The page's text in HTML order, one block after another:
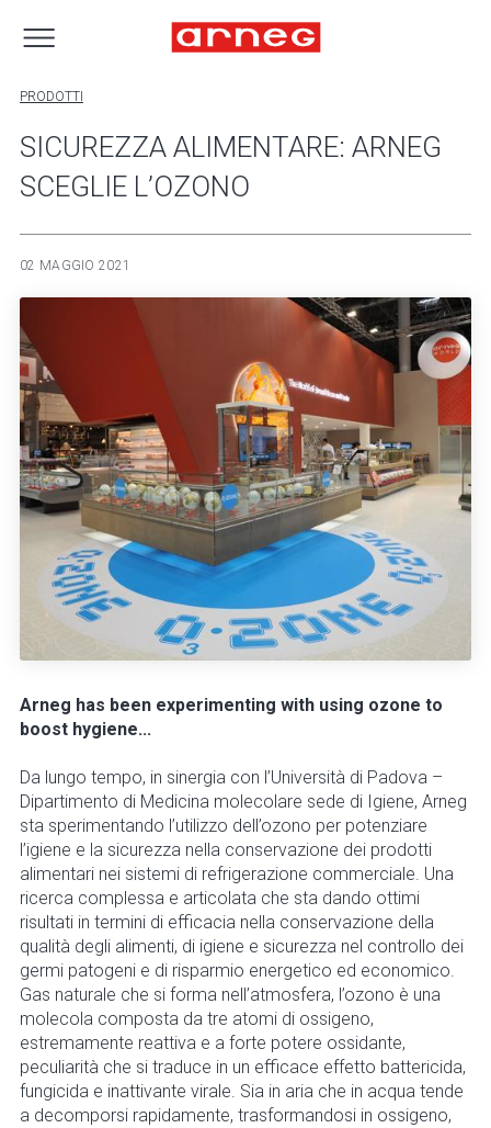
PRODOTTI
SICUREZZA ALIMENTARE: ARNEG
SCEGLIE L’OZONO
02 MAGGIO 2021
Arneg has been experimenting with using ozone to
boost hygiene...
Da lungo tempo, in sinergia con l’Università di Padova –
Dipartimento di Medicina molecolare sede di Igiene, Arneg
sta sperimentando l’utilizzo dell’ozono per potenziare
l’igiene e la sicurezza nella conservazione dei prodotti
alimentari nei sistemi di refrigerazione commerciale. Una
ricerca complessa e articolata che sta dando ottimi
risultati in termini di efficacia nella conservazione della
qualità degli alimenti, di igiene e sicurezza nel controllo dei
germi patogeni e di risparmio energetico ed economico.
Gas naturale che si forma nell’atmosfera, l’ozono è una
molecola composta da tre atomi di ossigeno,
estremamente reattiva e a forte potere ossidante,
peculiarità che si traduce in un efficace effetto battericida,
fungicida e inattivante virale. Sia in aria che in acqua tende
a decomporsi rapidamente, trasformandosi in ossigeno,